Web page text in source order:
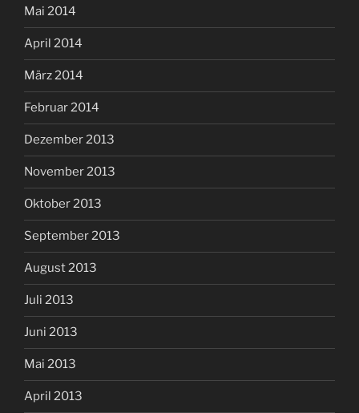
Mai 2014
April 2014
März 2014
Februar 2014
Dezember 2013
November 2013
Oktober 2013
September 2013
August 2013
Juli 2013
Juni 2013
Mai 2013
April 2013